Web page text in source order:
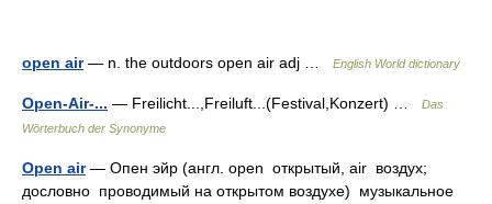
open air— n. the outdoors open air adj … English World dictionary
Open-Air-... — Freilicht...,Freiluft...(Festival,Konzert) …
Das
Wörterbuch der Synonyme
Open air— Опен эйр (англ. open открытый, air воздух;
дословно проводимый на открытом воздухе) музыкальное